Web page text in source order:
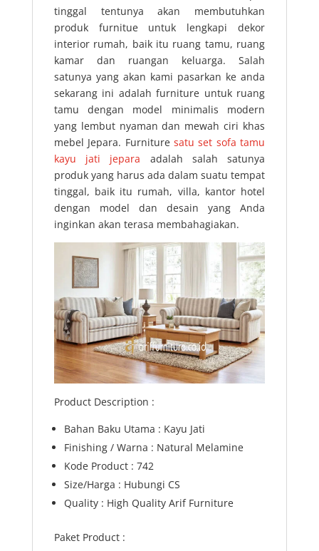
tinggal tentunya akan membutuhkan
produk furnitue untuk lengkapi dekor
interior rumah, baik itu ruang tamu, ruang
kamar dan ruangan keluarga. Salah
satunya yang akan kami pasarkan ke anda
sekarang ini adalah furniture untuk ruang
tamu dengan model minimalis modern
yang lembut nyaman dan mewah ciri khas
mebel Jepara. Furniture satu set sofa tamu
kayu jati jepara adalah salah satunya
produk yang harus ada dalam suatu tempat
tinggal, baik itu rumah, villa, kantor hotel
dengan model dan desain yang Anda
inginkan akan terasa membahagiakan.
Product Description :
Bahan Baku Utama : Kayu Jati
Finishing / Warna : Natural Melamine
Kode Product : 742
Size/Harga : Hubungi CS
Quality : High Quality Arif Furniture
Paket Product :